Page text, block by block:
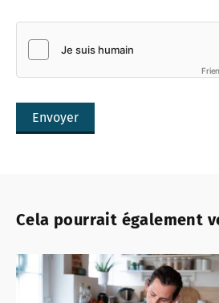
Envoyer
Cela pourrait également